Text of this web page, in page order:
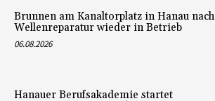
Brunnen am Kanaltorplatz in Hanau nach
Wellenreparatur wieder in Betrieb
06.08.2026
Hanauer Berufsakademie startet